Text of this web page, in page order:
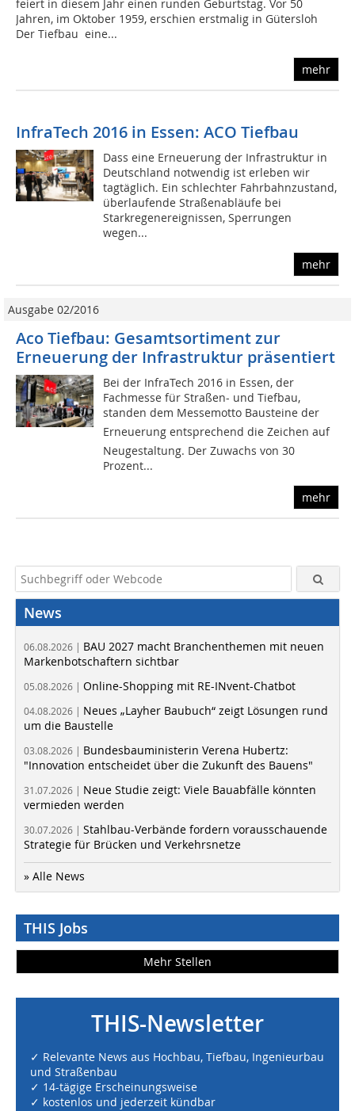
feiert in diesem Jahr einen runden Geburtstag. Vor 50
Jahren, im Oktober 1959, erschien erstmalig in Gütersloh
Der Tiefbau  eine...
mehr
InfraTech 2016 in Essen: ACO Tiefbau
Dass eine Erneuerung der Infrastruktur in
Deutschland notwendig ist erleben wir
tagtäglich. Ein schlechter Fahrbahnzustand,
überlaufende Straßenabläufe bei
Starkregenereignissen, Sperrungen
wegen...
mehr
Ausgabe 02/2016
Aco Tiefbau: Gesamtsortiment zur
Erneuerung der Infrastruktur präsentiert
Bei der InfraTech 2016 in Essen, der
Fachmesse für Straßen- und Tiefbau,
standen dem Messemotto Bausteine der
Erneuerung entsprechend die Zeichen auf
Neugestaltung. Der Zuwachs von 30
Prozent...
mehr
News
06.08.2026 | BAU 2027 macht Branchenthemen mit neuen
Markenbotschaftern sichtbar
05.08.2026 | Online-Shopping mit RE-INvent-Chatbot
04.08.2026 | Neues „Layher Baubuch“ zeigt Lösungen rund
um die Baustelle
03.08.2026 | Bundesbauministerin Verena Hubertz:
"Innovation entscheidet über die Zukunft des Bauens"
31.07.2026 | Neue Studie zeigt: Viele Bauabfälle könnten
vermieden werden
30.07.2026 | Stahlbau-Verbände fordern vorausschauende
Strategie für Brücken und Verkehrsnetze
» Alle News
THIS Jobs
Mehr Stellen
THIS-Newsletter
✓ Relevante News aus Hochbau, Tiefbau, Ingenieurbau
und Straßenbau
✓ 14-tägige Erscheinungsweise
✓ kostenlos und jederzeit kündbar